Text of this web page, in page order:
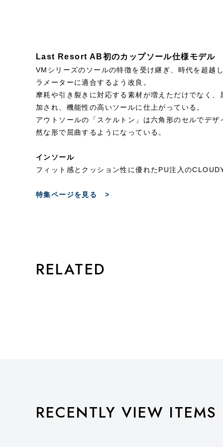
Last Resort AB初のカップソール仕様モデル
VMシリーズのソールの特徴を受け継ぎ、時代を超越
ラメーターに適合するよう改良。
摩耗や引き裂きに対応する素材が増えただけでなく
加され、機能性の高いソールに仕上がっている。
アウトソールの「スケルトン」は六角形のセルでデ
然な形で屈曲するようになっている。
インソール
フィット感とクッション性に優れたPU注入の
特集ページを見る >
RELATED
RECENTLY VIEW ITEMS